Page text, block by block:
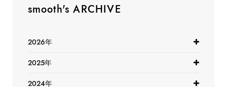
smooth's ARCHIVE
2026年
2025年
2024年